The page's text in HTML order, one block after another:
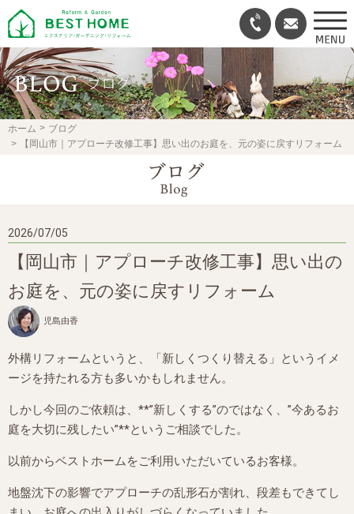
ホーム
ブログ
【岡山市｜アプローチ改修工事】思い出のお庭を、元の姿に戻すリフォーム
2026/07/05
【岡山市｜アプローチ改修工事】思い出の
お庭を、元の姿に戻すリフォーム
児島由香
外構リフォームというと、「新しくつくり替える」というイメ
ージを持たれる方も多いかもしれません。
しかし今回のご依頼は、**”新しくする”のではなく、”今あるお
庭を大切に残したい”**というご相談でした。
以前からベストホームをご利用いただいているお客様。
地盤沈下の影響でアプローチの乱形石が割れ、段差もできてし